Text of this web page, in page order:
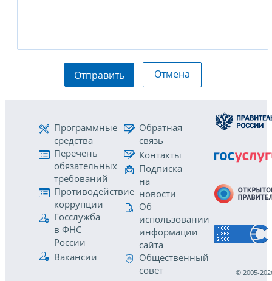
Отправить Отмена
Программные
средства
Перечень
обязательных
требований
Противодействие
коррупции
Госслужба
в ФНС
России
Вакансии
Обратная
связь
Контакты
Подписка
на
новости
Об
использовании
информации
сайта
Общественный
совет
© 2005-